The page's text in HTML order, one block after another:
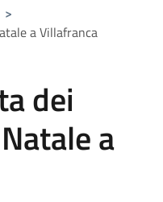
>
a Villafranca
dei
a